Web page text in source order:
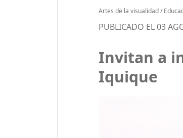
Artes de la visualidad/
PUBLICADO EL 03
Invitan a
Iquique